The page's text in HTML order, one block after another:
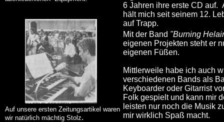
Auf unsere ersten Zeitungsartikel waren
wir natürlich mächtig Stolz.
6 Jahren ihre erste CD auf.
hält mich seit seinem 12.
auf Trapp.
Mit der Band "Burning
eigenen Projekten steht er
eigenen Füßen.
Mittlerweile habe ich auch
verschiedenen Bands als
Keyboarder oder Gitarrist
Folk gespielt und kann mir
leisten nur noch die Musik
mir wirklich Spaß macht.